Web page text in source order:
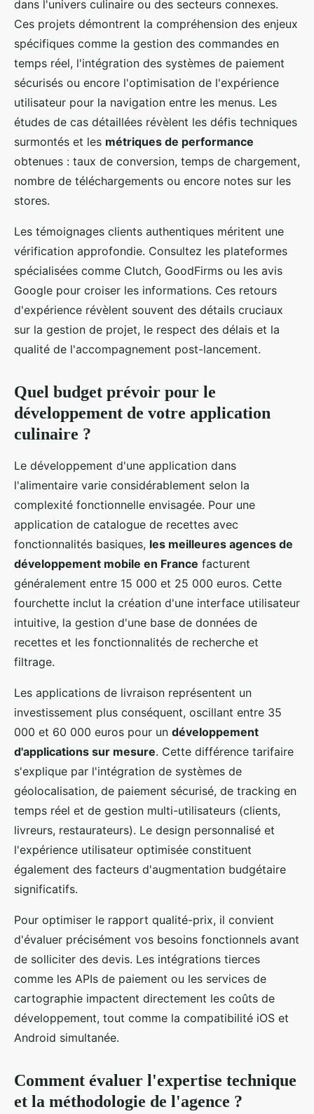
dans l'univers culinaire ou des secteurs connexes.
Ces projets démontrent la compréhension des enjeux
spécifiques comme la gestion des commandes en
temps réel, l'intégration des systèmes de paiement
sécurisés ou encore l'optimisation de l'expérience
utilisateur pour la navigation entre les menus. Les
études de cas détaillées révèlent les défis techniques
surmontés et les métriques de performance
obtenues : taux de conversion, temps de chargement,
nombre de téléchargements ou encore notes sur les
stores.
Les témoignages clients authentiques méritent une
vérification approfondie. Consultez les plateformes
spécialisées comme Clutch, GoodFirms ou les avis
Google pour croiser les informations. Ces retours
d'expérience révèlent souvent des détails cruciaux
sur la gestion de projet, le respect des délais et la
qualité de l'accompagnement post-lancement.
Quel budget prévoir pour le
développement de votre application
culinaire ?
Le développement d'une application dans
l'alimentaire varie considérablement selon la
complexité fonctionnelle envisagée. Pour une
application de catalogue de recettes avec
fonctionnalités basiques, les meilleures agences de
développement mobile en France facturent
généralement entre 15 000 et 25 000 euros. Cette
fourchette inclut la création d'une interface utilisateur
intuitive, la gestion d'une base de données de
recettes et les fonctionnalités de recherche et
filtrage.
Les applications de livraison représentent un
investissement plus conséquent, oscillant entre 35
000 et 60 000 euros pour un développement
d'applications sur mesure. Cette différence tarifaire
s'explique par l'intégration de systèmes de
géolocalisation, de paiement sécurisé, de tracking en
temps réel et de gestion multi-utilisateurs (clients,
livreurs, restaurateurs). Le design personnalisé et
l'expérience utilisateur optimisée constituent
également des facteurs d'augmentation budgétaire
significatifs.
Pour optimiser le rapport qualité-prix, il convient
d'évaluer précisément vos besoins fonctionnels avant
de solliciter des devis. Les intégrations tierces
comme les APIs de paiement ou les services de
cartographie impactent directement les coûts de
développement, tout comme la compatibilité iOS et
Android simultanée.
Comment évaluer l'expertise technique
et la méthodologie de l'agence ?